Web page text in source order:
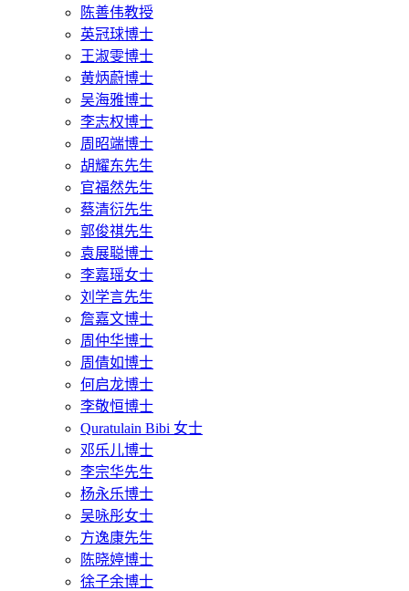
陈善伟教授
英冠球博士
王淑雯博士
黄炳蔚博士
吴海雅博士
李志权博士
周昭端博士
胡耀东先生
官福然先生
蔡清衍先生
郭俊祺先生
袁展聪博士
李嘉瑶女士
刘学言先生
詹嘉文博士
周仲华博士
周倩如博士
何启龙博士
李敬恒博士
Quratulain Bibi 女士
邓乐儿博士
李宗华先生
杨永乐博士
吴咏彤女士
方逸康先生
陈晓婷博士
徐子余博士